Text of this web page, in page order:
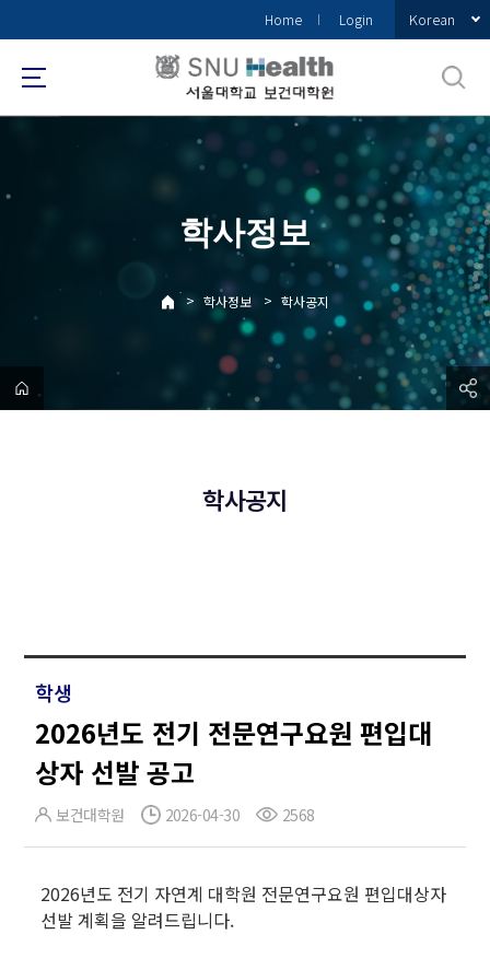
로
메
Home Login Korean
학사정보
> 학사정보 > 학사공지
학사공지
학생
2026년도 전기 전문연구요원 편입대
상자 선발 공고
보건대학원 2026-04-30 2568
2026년도 전기 자연계 대학원 전문연구요원 편입대상자
선발 계획을 알려드립니다.